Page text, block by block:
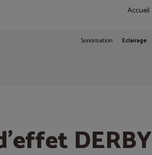
Accueil
Sonorisation Eclairage
DERBY